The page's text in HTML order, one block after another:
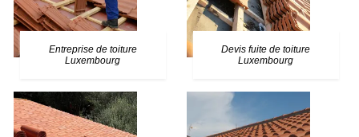
Entreprise de toiture
Luxembourg
Devis fuite de toiture
Luxembourg